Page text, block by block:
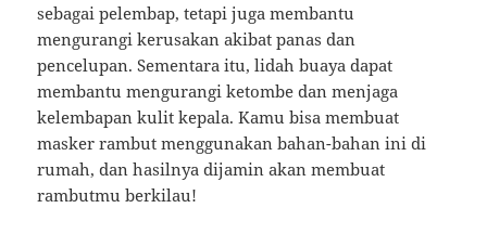
sebagai pelembap, tetapi juga membantu
mengurangi kerusakan akibat panas dan
pencelupan. Sementara itu, lidah buaya dapat
membantu mengurangi ketombe dan menjaga
kelembapan kulit kepala. Kamu bisa membuat
masker rambut menggunakan bahan-bahan ini di
rumah, dan hasilnya dijamin akan membuat
rambutmu berkilau!